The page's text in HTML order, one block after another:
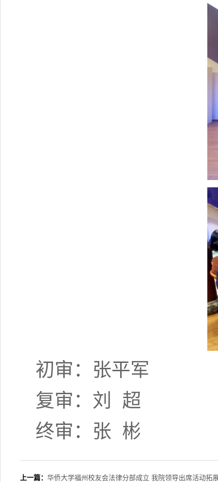
初审：张平军
复审：刘 超
终审：张 彬
上一篇： 华侨大学福州校友会法律分部成立 我院领导出席活动拓